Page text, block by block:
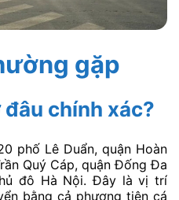
gặp
đâu chính xác?
phố Lê Duẩn, quận Hoàn
Quý Cáp, quận Đống Đa
đô Hà Nội. Đây là vị trí
bằng cả phương tiện cá